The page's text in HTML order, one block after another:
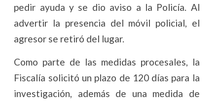
pedir ayuda y se dio aviso a la Policía. Al
advertir la presencia del móvil policial, el
agresor se retiró del lugar.
Como parte de las medidas procesales, la
Fiscalía solicitó un plazo de 120 días para la
investigación, además de una medida de